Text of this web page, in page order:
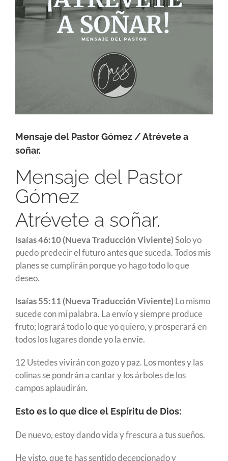
Mensaje del Pastor Gómez / Atrévete a
soñar.
Mensaje del Pastor
Gómez
Atrévete a soñar.
Isaías 46:10 (Nueva Traducción Viviente)Solo yo
puedo predecir el futuro antes que suceda. Todos mis
planes se cumplirán porque yo hago todo lo que
deseo.
Isaías 55:11 (Nueva Traducción Viviente)Lo mismo
sucede con mi palabra. La envío y siempre produce
fruto; logrará todo lo que yo quiero, y prosperará en
todos los lugares donde yo la envíe.
12 Ustedes vivirán con gozo y paz. Los montes y las
colinas se pondrán a cantar y los árboles de los
campos aplaudirán.
Esto es lo que dice el Espíritu de Dios:
De nuevo, estoy dando vida y frescura a tus sueños.
He visto, que te has sentido decepcionado y